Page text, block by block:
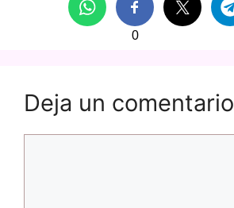
0
Deja un comentario